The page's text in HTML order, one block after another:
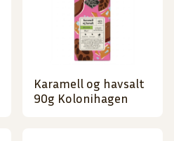
Karamell og havsalt
90g Kolonihagen